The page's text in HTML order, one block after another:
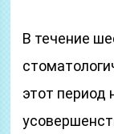
В течение
этот период